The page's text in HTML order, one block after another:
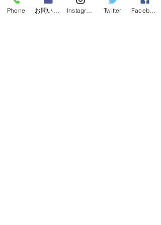
1回数分でも構いませんので、日常の中
Phone Twitter